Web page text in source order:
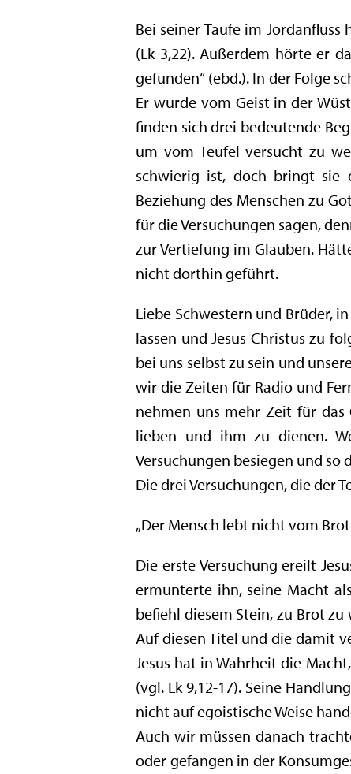
Bei seiner Taufe im
(Lk 3,22). Außerdem hörte er
gefunden“ (ebd.). In der Folge
Er wurde vom Geist in der
finden sich drei bedeutende
um vom Teufel versucht zu
schwierig ist, doch bringt sie
Beziehung des Menschen zu
für die Versuchungen sagen,
zur Vertiefung im Glauben.
nicht dorthin geführt.
Liebe Schwestern und Brüder,
lassen und Jesus Christus zu
bei uns selbst zu sein und
wir die Zeiten für Radio und
nehmen uns mehr Zeit für
lieben und ihm zu dienen.
Versuchungen besiegen und so
Die drei Versuchungen, die der
„Der Mensch lebt nicht vom Brot
Die erste Versuchung ereilt
ermunterte ihn, seine Macht
befiehl diesem Stein, zu Brot zu
Auf diesen Titel und die damit
Jesus hat in Wahrheit die
(vgl. Lk 9,12-17). Seine
nicht auf egoistische Weise
Auch wir müssen danach
oder gefangen in der